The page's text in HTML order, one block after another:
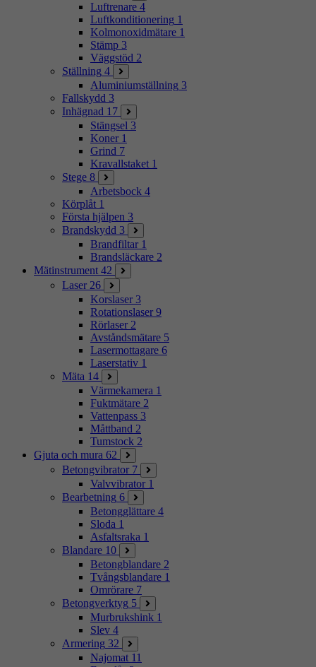
Luftrenare 4
Luftkonditionering 1
Kolmonoxidmätare 1
Stämp 3
Väggstöd 2
Ställning 4
Aluminiumställning 3
Fallskydd 3
Inhägnad 17
Stängsel 3
Koner 1
Grind 7
Kravallstaket 1
Stege 8
Arbetsbock 4
Körplåt 1
Första hjälpen 3
Brandskydd 3
Brandfiltar 1
Brandsläckare 2
Mätinstrument 42
Laser 26
Korslaser 3
Rotationslaser 9
Rörlaser 2
Avståndsmätare 5
Lasermottagare 6
Laserstativ 1
Mäta 14
Värmekamera 1
Fuktmätare 2
Vattenpass 3
Måttband 2
Tumstock 2
Gjuta och mura 62
Betongvibrator 7
Valvvibrator 1
Bearbetning 6
Betongglättare 4
Sloda 1
Asfaltsraka 1
Blandare 10
Betongblandare 2
Tvångsblandare 1
Omrörare 7
Betongverktyg 5
Murbrukshink 1
Slev 4
Armering 32
Najomat 11